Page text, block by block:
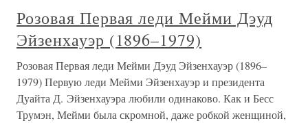
Розовая Первая леди Мейми Дэуд
Эйзенхауэр (1896–1979)
Розовая Первая леди Мейми Дэуд Эйзенхауэр (1896–
1979) Первую леди Мейми Эйзенхауэр и президента
Дуайта Д. Эйзенхауэра любили одинаково. Как и Бесс
Трумэн, Мейми была скромной, даже робкой женщиной,